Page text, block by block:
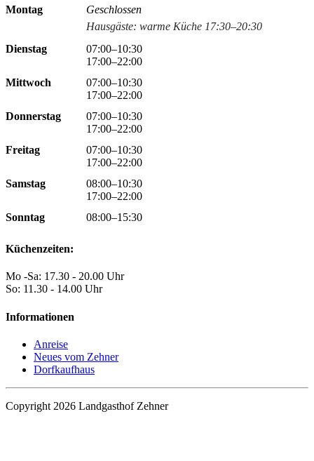
Montag
Geschlossen
Hausgäste: warme Küche 17:30–20:30
Dienstag
07:00–10:30
17:00–22:00
Mittwoch
07:00–10:30
17:00–22:00
Donnerstag
07:00–10:30
17:00–22:00
Freitag
07:00–10:30
17:00–22:00
Samstag
08:00–10:30
17:00–22:00
Sonntag
08:00–15:30
Küchenzeiten:
Mo -Sa: 17.30 - 20.00 Uhr
So: 11.30 - 14.00 Uhr
Informationen
Anreise
Neues vom Zehner
Dorfkaufhaus
Copyright 2026 Landgasthof Zehner